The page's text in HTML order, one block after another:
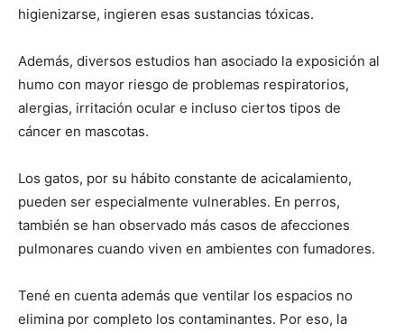
higienizarse, ingieren esas sustancias tóxicas.
Además, diversos estudios han asociado la exposición al
humo con mayor riesgo de problemas respiratorios,
alergias, irritación ocular e incluso ciertos tipos de
cáncer en mascotas.
Los gatos, por su hábito constante de acicalamiento,
pueden ser especialmente vulnerables. En perros,
también se han observado más casos de afecciones
pulmonares cuando viven en ambientes con fumadores.
Tené en cuenta además que ventilar los espacios no
elimina por completo los contaminantes. Por eso, la